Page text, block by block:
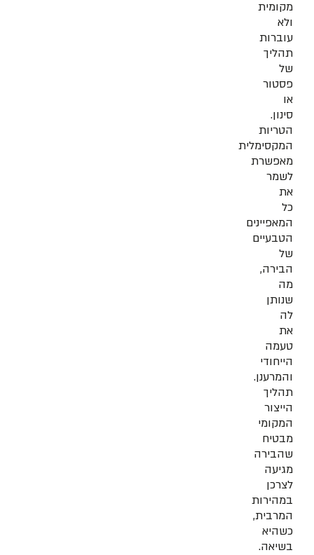
מקומית
ולא
עוברות
תהליך
של
פסטור
או
סינון.
הטריות
המקסימלית
מאפשרת
לשמר
את
כל
המאפיינים
הטבעיים
של
הבירה,
מה
שנותן
לה
את
טעמה
הייחודי
והמרענן.
תהליך
הייצור
המקומי
מבטיח
שהבירה
מגיעה
לצרכן
במהירות
המרבית,
כשהיא
בשיאה.